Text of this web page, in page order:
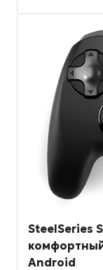
SteelSeries
Android